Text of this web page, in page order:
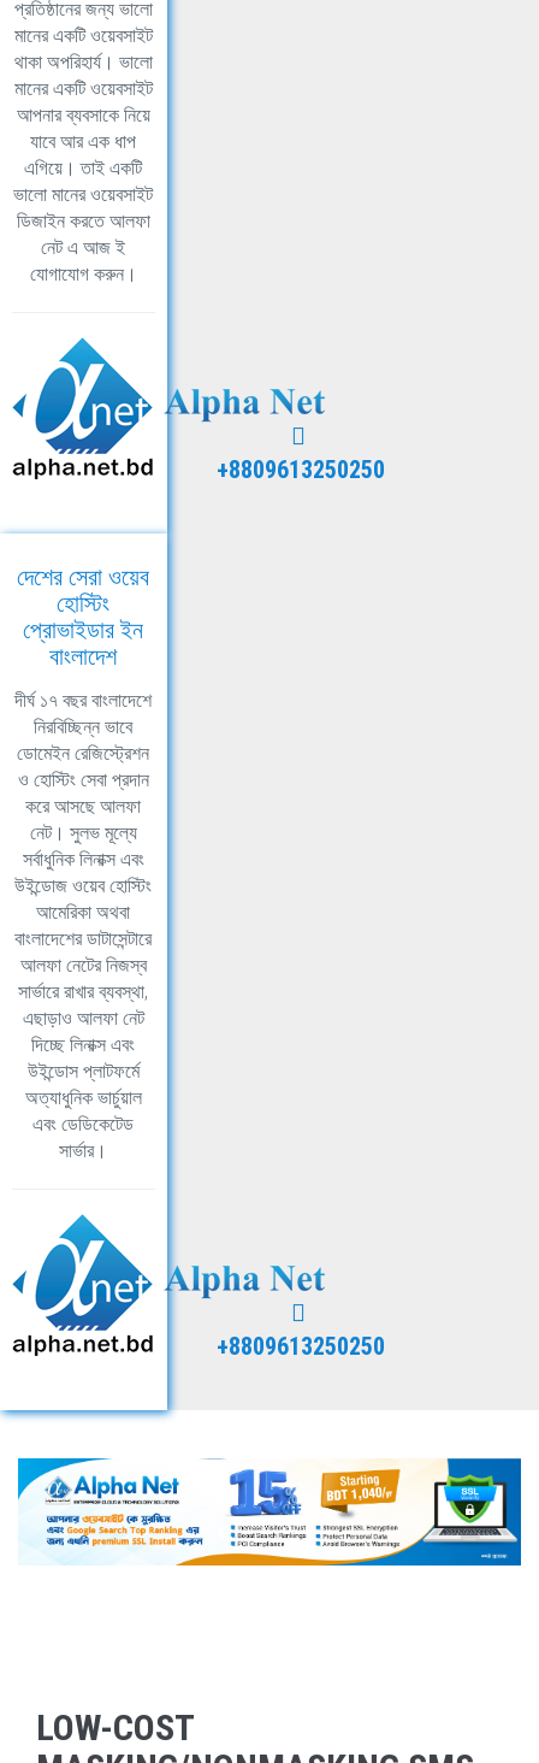
প্রতিষ্ঠানের জন্য ভালো
মানের একটি ওয়েবসাইট
থাকা অপরিহার্য। ভালো
মানের একটি ওয়েবসাইট
আপনার ব্যবসাকে নিয়ে
যাবে আর এক ধাপ
এগিয়ে। তাই একটি
ভালো মানের ওয়েবসাইট
ডিজাইন করতে আলফা
নেট এ আজ ই
যোগাযোগ করুন।
+8809613250250
দেশের সেরা ওয়েব
হোস্টিং
প্রোভাইডার ইন
বাংলাদেশ
দীর্ঘ ১৭ বছর বাংলাদেশে
নিরবিচ্ছিন্ন ভাবে
ডোমেইন রেজিস্ট্রেশন
ও হোস্টিং সেবা প্রদান
করে আসছে আলফা
নেট। সুলভ মূল্যে
সর্বাধুনিক লিনাক্স এবং
উইন্ডোজ ওয়েব হোস্টিং
আমেরিকা অথবা
বাংলাদেশের ডাটাসেন্টারে
আলফা নেটের নিজস্ব
সার্ভারে রাখার ব্যবস্থা,
এছাড়াও আলফা নেট
দিচ্ছে লিনাক্স এবং
উইন্ডোস প্লাটফর্মে
অত্যাধুনিক ভার্চুয়াল
এবং ডেডিকেটেড
সার্ভার।
+8809613250250
LOW-COST